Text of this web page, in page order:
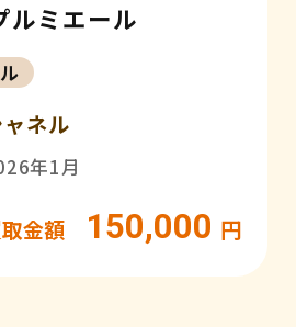
ミエール
ネル
年1月
金額 150,000 円